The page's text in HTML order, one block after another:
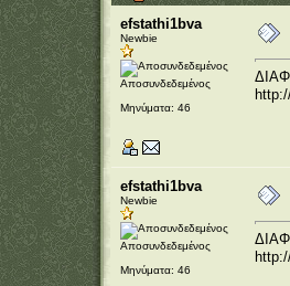
efstathi1bva
Newbie
Αποσυνδεδεμένος
Μηνύματα: 46
efstathi1bva
Newbie
Αποσυνδεδεμένος
Μηνύματα: 46